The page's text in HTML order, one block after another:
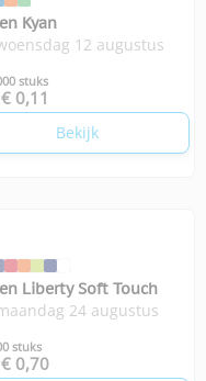
Kyan
12 augustus
stuks
€ 0,11
Bekijk
Liberty Soft Touch
24 augustus
stuks
€ 0,70